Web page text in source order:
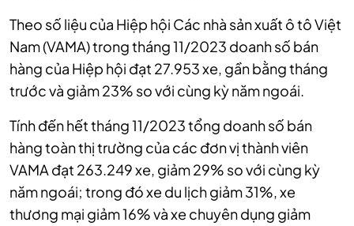
Theo số liệu của Hiệp hội Các nhà sản xuất ô tô Việt
Nam (VAMA) trong tháng 11/2023 doanh số bán
hàng của Hiệp hội đạt 27.953 xe, gần bằng tháng
trước và giảm 23% so với cùng kỳ năm ngoái.
Tính đến hết tháng 11/2023 tổng doanh số bán
hàng toàn thị trường của các đơn vị thành viên
VAMA đạt 263.249 xe, giảm 29% so với cùng kỳ
năm ngoái; trong đó xe du lịch giảm 31%, xe
thương mại giảm 16% và xe chuyên dụng giảm